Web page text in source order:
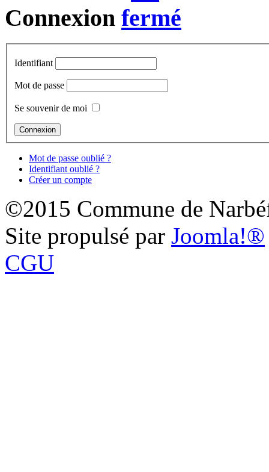
Connexion
Identifiant
Mot de passe
Se souvenir de moi
Mot de passe oublié ?
Identifiant oublié ?
Créer un compte
©2015 Commune de
Site propulsé par Joomla!®
CGU